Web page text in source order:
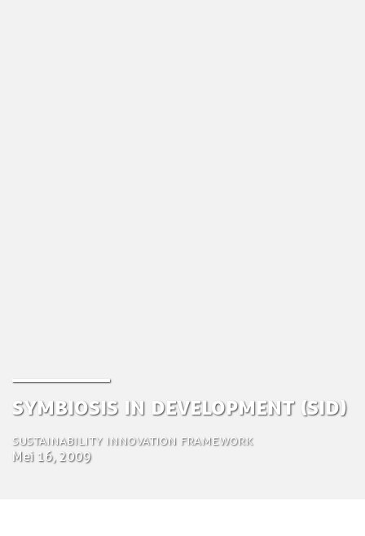
Symbiosis in Development (SiD)
Sustainability innovation framework
Mei 16, 2009